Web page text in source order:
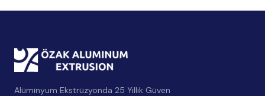
Alüminyum Ekstrüzyonda 25 Yıllık Güven